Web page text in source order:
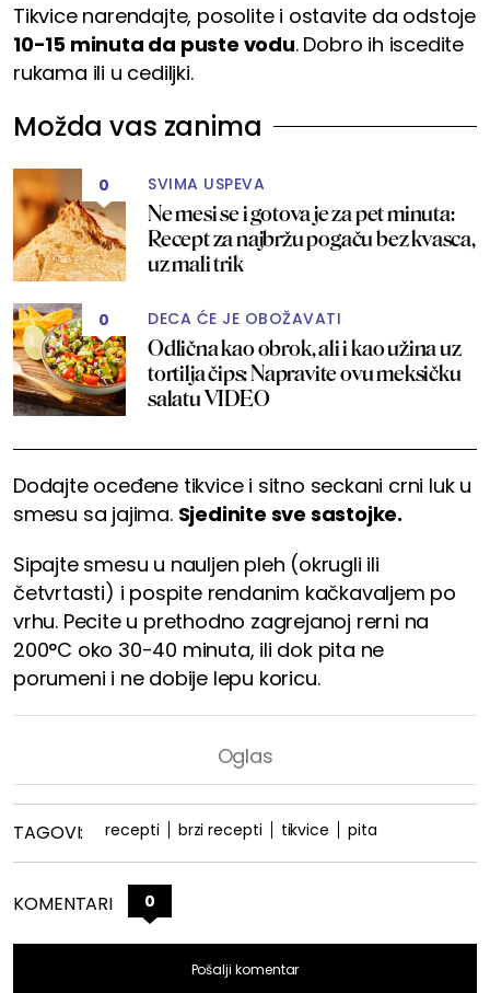
Tikvice narendajte, posolite i ostavite da odstoje
10-15 minuta da puste vodu. Dobro ih iscedite
rukama ili u cediljki.
Možda vas zanima
0 SVIMA USPEVA
Ne mesi se i gotova je za pet minuta:
Recept za najbržu pogaču bez kvasca,
uz mali trik
0 DECA ĆE JE OBOŽAVATI
Odlična kao obrok, ali i kao užina uz
tortilja čips: Napravite ovu meksičku
salatu VIDEO
Dodajte oceđene tikvice i sitno seckani crni luk u
smesu sa jajima. Sjedinite sve sastojke.
Sipajte smesu u nauljen pleh (okrugli ili
četvrtasti) i pospite rendanim kačkavaljem po
vrhu. Pecite u prethodno zagrejanoj rerni na
200°C oko 30-40 minuta, ili dok pita ne
porumeni i ne dobije lepu koricu.
TAGOVI: recepti brzi recepti tikvice pita
KOMENTARI 0
Pošalji komentar